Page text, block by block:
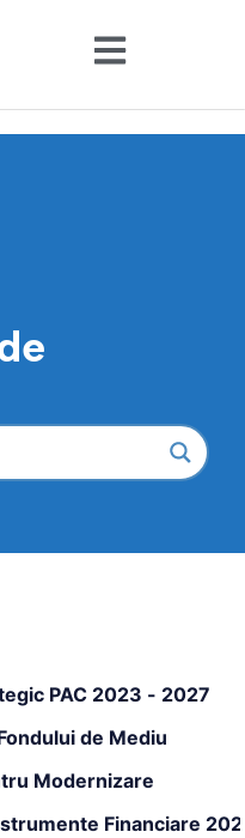
PAC 2023 - 2027
de Mediu
Modernizare
Financiare